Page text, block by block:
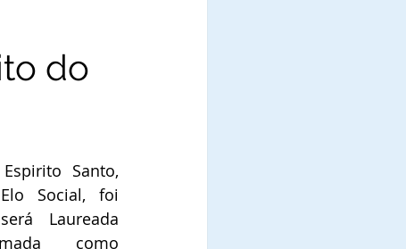
do
Santo,
Social, foi
Laureada
como